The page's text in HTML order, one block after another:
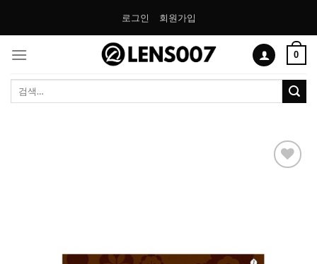
로그인 회원가입
0
색: